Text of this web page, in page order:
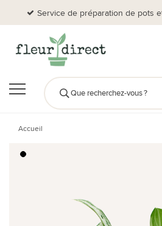
Service de préparation de pots
Accueil